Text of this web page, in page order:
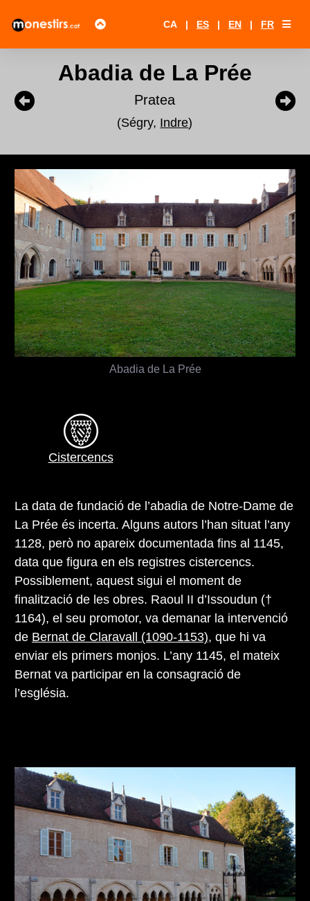
CA | ES | EN | FR
Abadia de La Prée
Pratea
(Ségry, Indre)
Abadia de La Prée
Cistercencs
La data de fundació de l’abadia de Notre-Dame de
La Prée és incerta. Alguns autors l’han situat l’any
1128, però no apareix documentada fins al 1145,
data que figura en els registres cistercencs.
Possiblement, aquest sigui el moment de
finalització de les obres. Raoul II d’Issoudun (†
1164), el seu promotor, va demanar la intervenció
de Bernat de Claravall (1090-1153), que hi va
enviar els primers monjos. L’any 1145, el mateix
Bernat va participar en la consagració de
l’església.